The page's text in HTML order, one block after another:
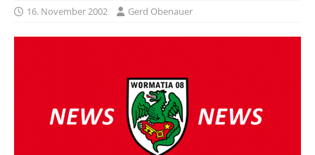
16. November 2002 Gerd Obenauer